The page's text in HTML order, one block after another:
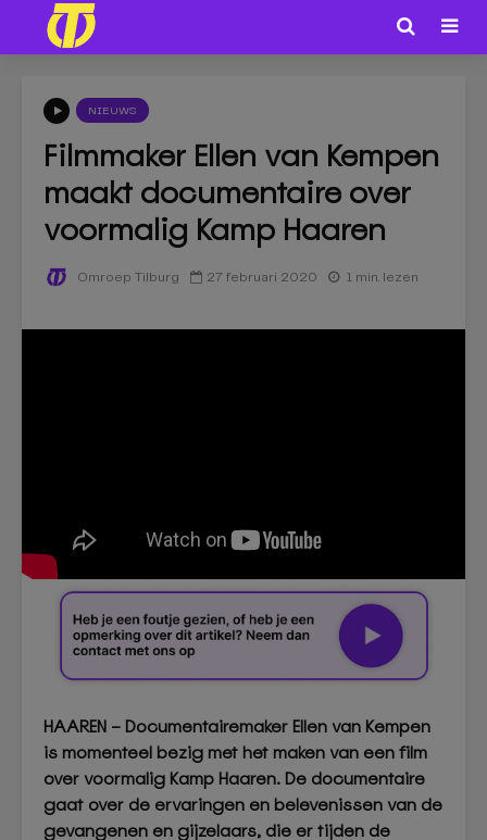
NIEUWS
Filmmaker Ellen van Kempen
maakt documentaire over
voormalig Kamp Haaren
Omroep Tilburg 27 februari 2020 1 min. lezen
HAAREN – Documentairemaker Ellen van Kempen
is momenteel bezig met het maken van een film
over voormalig Kamp Haaren. De documentaire
gaat over de ervaringen en belevenissen van de
gevangenen en gijzelaars, die er tijden de